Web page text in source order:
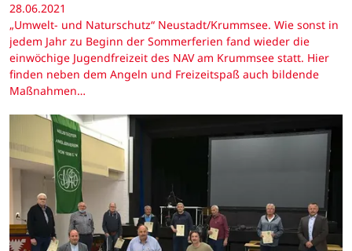
28.06.2021
„Umwelt- und Naturschutz“ Neustadt/Krummsee. Wie sonst in
jedem Jahr zu Beginn der Sommerferien fand wieder die
einwöchige Jugendfreizeit des NAV am Krummsee statt. Hier
finden neben dem Angeln und Freizeitspaß auch bildende
Maßnahmen…